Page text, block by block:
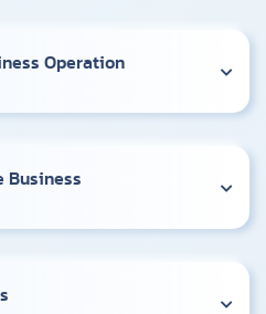
Operation
Business